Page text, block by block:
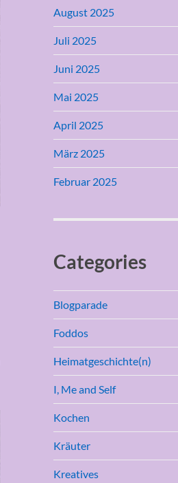
August 2025
Juli 2025
Juni 2025
Mai 2025
April 2025
März 2025
Februar 2025
Categories
Blogparade
Foddos
Heimatgeschichte(n)
I, Me and Self
Kochen
Kräuter
Kreatives